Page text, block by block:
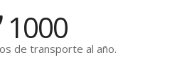
1000
de transporte al año.